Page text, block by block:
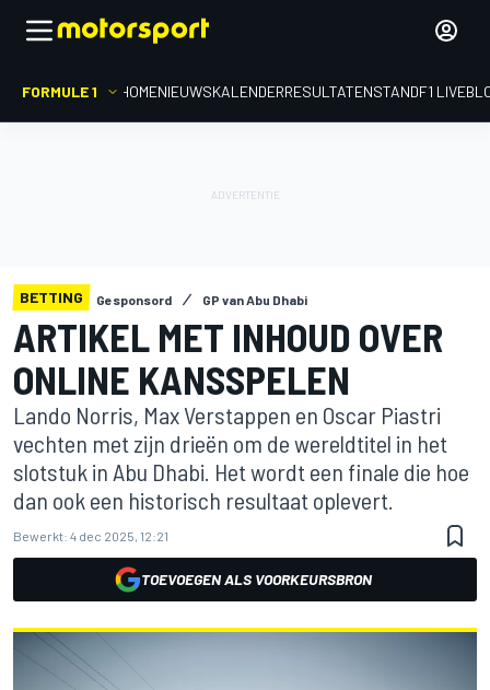
FORMULE 1 HOMENIEUWSKALENDERRESULTATENSTANDF1
BETTING Gesponsord GP van Abu Dhabi
ARTIKEL MET INHOUD OVER
ONLINE KANSSPELEN
Lando Norris, Max Verstappen en Oscar Piastri
vechten met zijn drieën om de wereldtitel in het
slotstuk in Abu Dhabi. Het wordt een finale die hoe
dan ook een historisch resultaat oplevert.
Bewerkt: 4 dec 2025, 12:21
TOEVOEGEN ALS VOORKEURSBRON